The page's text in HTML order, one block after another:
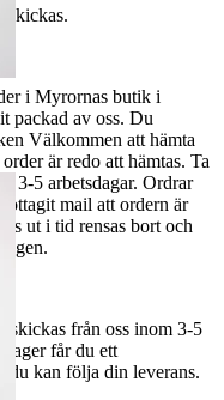
skickas.
i Myrornas butik i
packad av oss. Du
Välkommen att hämta
är redo att hämtas. Ta
3-5 arbetsdagar. Ordrar
mail att ordern är
ut i tid rensas bort och
skickas från oss inom 3-5
lager får du ett
du kan följa din leverans.